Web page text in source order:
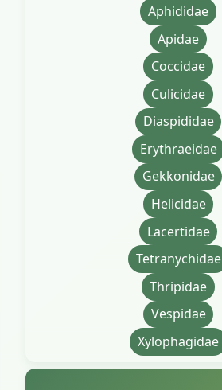
Aphididae
Apidae
Coccidae
Culicidae
Diaspididae
Erythraeidae
Gekkonidae
Helicidae
Lacertidae
Tetranychidae
Thripidae
Vespidae
Xylophagidae